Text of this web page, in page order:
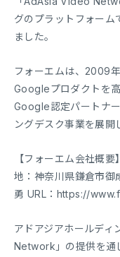
グのプラットフォーム
ました。
フォーエムは、2009
Googleプロダクトを
Google認定パートナ
ングデスク事業を展開
【フォーエム会社概
地：神奈川県鎌倉市御
勇 URL：https://
アドアジアホールデ
Network」の提供を通